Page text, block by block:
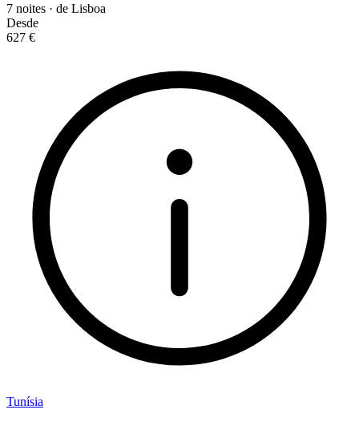
7 noites · de Lisboa
Desde
627 €
Tunísia